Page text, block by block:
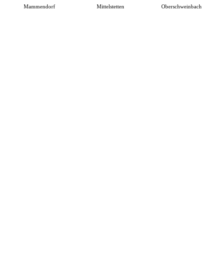
Mammendorf Mittelstetten Oberschweinbach